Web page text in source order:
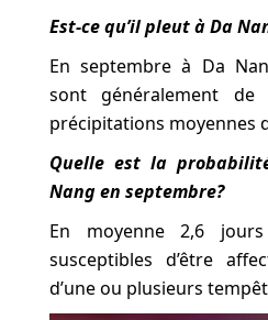
Est-ce qu’il pleut à Da
En septembre à Da
sont généralement
précipitations moyennes
Quelle est la
Nang en septembre?
En moyenne 2,6
susceptibles d’être
d’une ou plusieurs